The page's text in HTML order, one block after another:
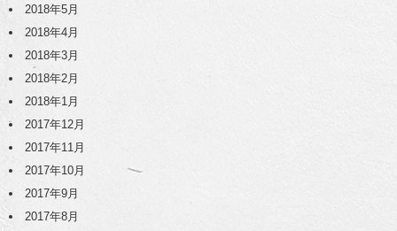
2018年5月
2018年4月
2018年3月
2018年2月
2018年1月
2017年12月
2017年11月
2017年10月
2017年9月
2017年8月